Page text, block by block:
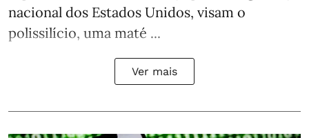
nacional dos Estados Unidos, visam o
polissilício, uma maté ...
Ver mais